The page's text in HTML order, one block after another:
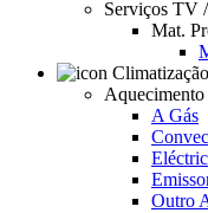
Serviços TV
Mat.
Aquecimento
A Gás
Outro